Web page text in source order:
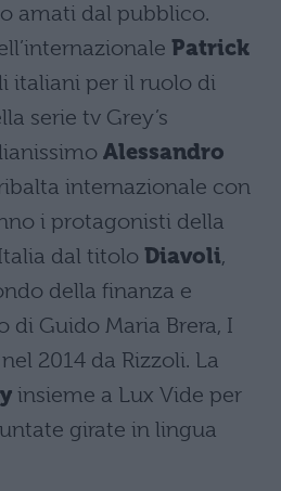
amati dal pubblico.
Patrick
italiani per il ruolo di
serie tv Grey’s
Alessandro
internazionale con
i protagonisti della
dal titolo Diavoli,
della finanza e
di Guido Maria Brera, I
2014 da Rizzoli. La
insieme a Lux Vide per
girate in lingua